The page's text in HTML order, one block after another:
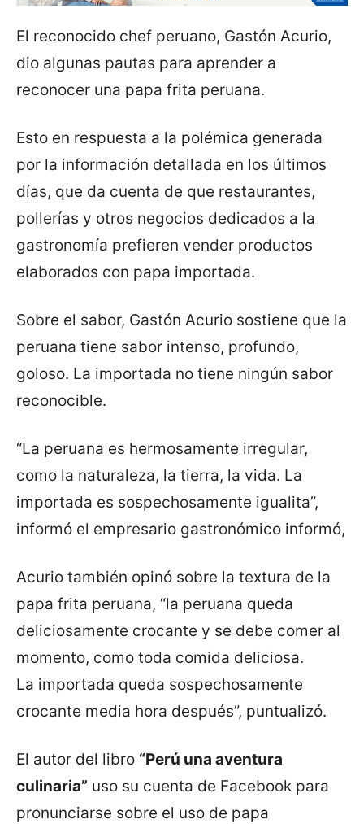
El reconocido chef peruano, Gastón Acurio,
dio algunas pautas para aprender a
reconocer una papa frita peruana.
Esto en respuesta a la polémica generada
por la información detallada en los últimos
días, que da cuenta de que restaurantes,
pollerías y otros negocios dedicados a la
gastronomía prefieren vender productos
elaborados con papa importada.
Sobre el sabor, Gastón Acurio sostiene que la
peruana tiene sabor intenso, profundo,
goloso. La importada no tiene ningún sabor
reconocible.
“La peruana es hermosamente irregular,
como la naturaleza, la tierra, la vida. La
importada es sospechosamente igualita”,
informó el empresario gastronómico informó,
Acurio también opinó sobre la textura de la
papa frita peruana, “la peruana queda
deliciosamente crocante y se debe comer al
momento, como toda comida deliciosa.
La importada queda sospechosamente
crocante media hora después”, puntualizó.
El autor del libro “Perú una aventura
culinaria” uso su cuenta de Facebook para
pronunciarse sobre el uso de papa